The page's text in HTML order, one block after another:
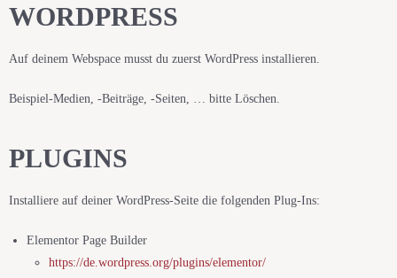
WORDPRESS
Auf deinem Webspace musst du zuerst WordPress installieren.
Beispiel-Medien, -Beiträge, -Seiten, … bitte Löschen.
PLUGINS
Installiere auf deiner WordPress-Seite die folgenden Plug-Ins:
Elementor Page Builder
https://de.wordpress.org/plugins/elementor/